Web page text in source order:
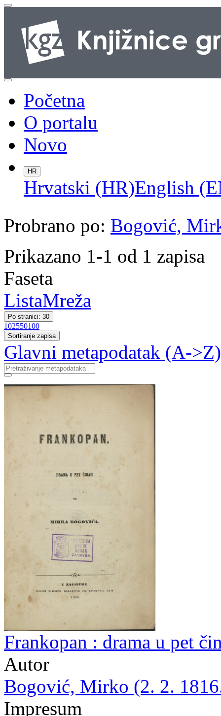
Početna
O portalu
Novo
HR
Hrvatski (HR)English
Probrano po: Bogović,
Prikazano 1-1 od 1 zapisa
Faseta
ListaMreža
Po stranici: 30
102550100
Sortiranje zapisa
Glavni metapodatak (A->Z)
Frankopan : drama u pet
Autor
Bogović, Mirko (2. 2.
Impresum